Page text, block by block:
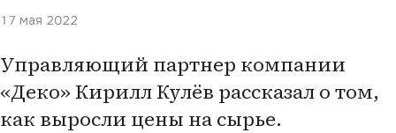
17 мая 2022
Управляющий партнер компании
«Деко» Кирилл Кулёв рассказал о том,
как выросли цены на сырье.